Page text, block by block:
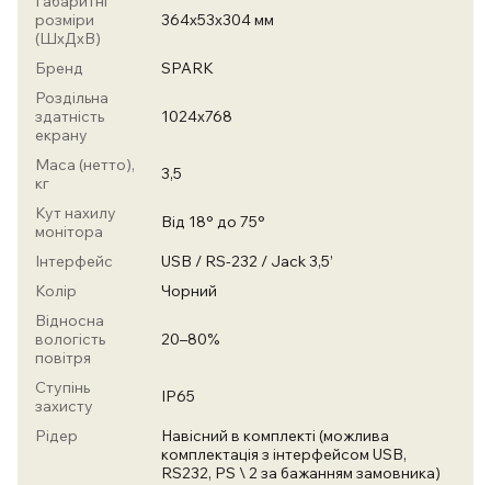
розміри
(ШхДхВ)
364x53x304 мм
Бренд
SPARK
Роздільна
здатність
екрану
1024х768
Маса (нетто),
кг
3,5
Кут нахилу
монітора
Від 18° до 75°
Інтерфейс
USB / RS-232 / Jack 3,5’
Колір
Чорний
Відносна
вологість
повітря
20–80%
Ступінь
захисту
IP65
Рідер
Навісний в комплекті (можлива
комплектація з інтерфейсом USB,
RS232, PS \ 2 за бажанням замовника)